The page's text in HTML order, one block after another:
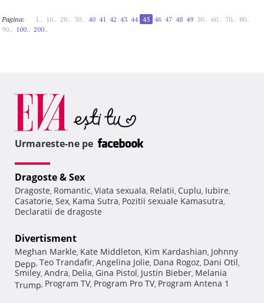
Pagina: 1.. 10.. 20.. 30.. 40 41 42 43 44 45 46 47 48 49 50.. 60.. 70.. 80..
90.. 100.. 200..
Urmareste-ne pe
Dragoste & Sex
Dragoste, Romantic, Viata sexuala, Relatii, Cuplu, Iubire,
Casatorie, Sex, Kama Sutra, Pozitii sexuale Kamasutra,
Declaratii de dragoste
Divertisment
Meghan Markle, Kate Middleton, Kim Kardashian, Johnny
Depp, Teo Trandafir, Angelina Jolie, Dana Rogoz, Dani Otil,
Smiley, Andra, Delia, Gina Pistol, Justin Bieber, Melania
Trump, Program TV, Program Pro TV, Program Antena 1